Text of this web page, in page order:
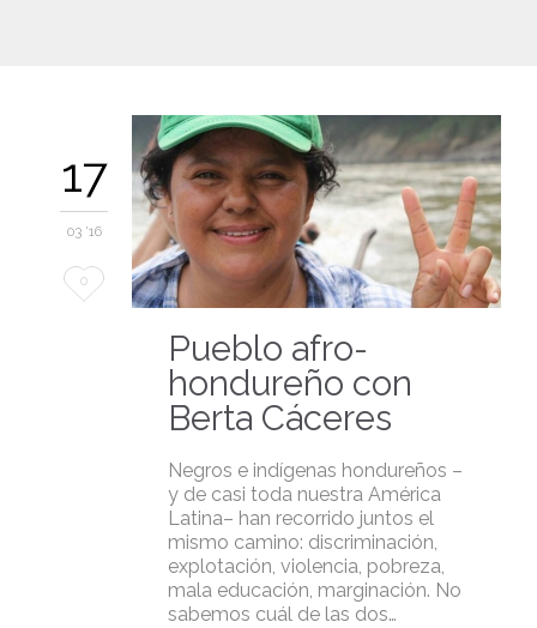
17
03 '16
Love
0
Pueblo afro-
hondureño con
Berta Cáceres
Negros e indígenas hondureños –
y de casi toda nuestra América
Latina– han recorrido juntos el
mismo camino: discriminación,
explotación, violencia, pobreza,
mala educación, marginación. No
sabemos cuál de las dos…